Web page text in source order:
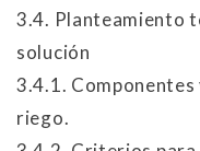
3.4. Planteamiento
solución
3.4.1.
riego.